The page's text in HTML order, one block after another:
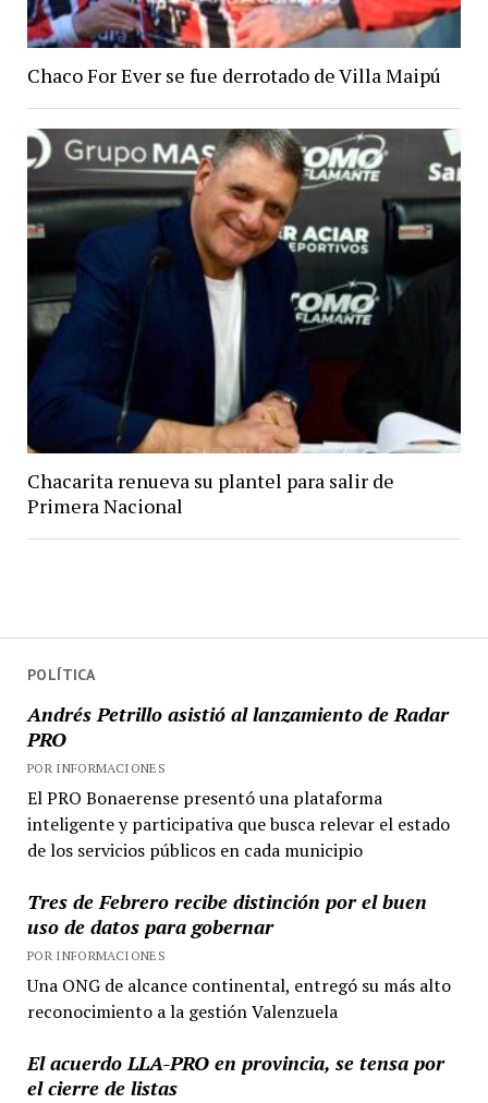
POLÍTICA
Andrés Petrillo asistió al lanzamiento de Radar
PRO
POR INFORMACIONES
El PRO Bonaerense presentó una plataforma
inteligente y participativa que busca relevar el estado
de los servicios públicos en cada municipio
Tres de Febrero recibe distinción por el buen
uso de datos para gobernar
POR INFORMACIONES
Una ONG de alcance continental, entregó su más alto
reconocimiento a la gestión Valenzuela
El acuerdo LLA-PRO en provincia, se tensa por
el cierre de listas
Chaco For Ever se fue derrotado de Villa Maipú
Chacarita renueva su plantel para salir de
Primera Nacional